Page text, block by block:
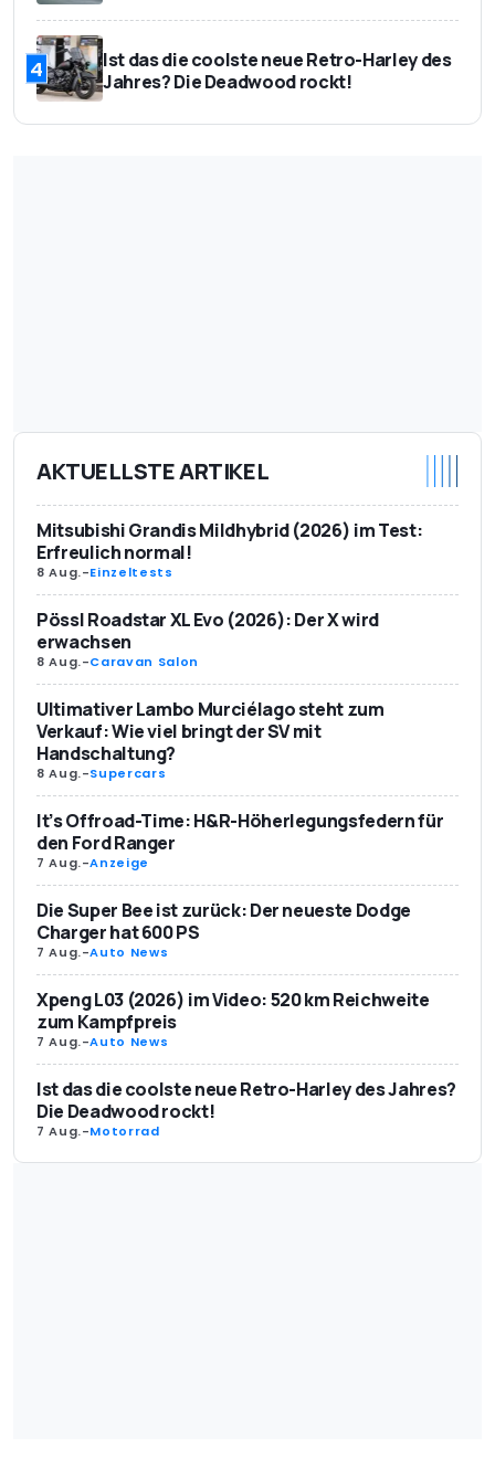
4
Ist das die coolste neue Retro-Harley des
Jahres? Die Deadwood rockt!
AKTUELLSTE ARTIKEL
Mitsubishi Grandis Mildhybrid (2026) im Test:
Erfreulich normal!
8 Aug.-Einzeltests
Pössl Roadstar XL Evo (2026): Der X wird
erwachsen
8 Aug.-Caravan Salon
Ultimativer Lambo Murciélago steht zum
Verkauf: Wie viel bringt der SV mit
Handschaltung?
8 Aug.-Supercars
It’s Offroad-Time: H&R-Höherlegungsfedern für
den Ford Ranger
7 Aug.-Anzeige
Die Super Bee ist zurück: Der neueste Dodge
Charger hat 600 PS
7 Aug.-Auto News
Xpeng L03 (2026) im Video: 520 km Reichweite
zum Kampfpreis
7 Aug.-Auto News
Ist das die coolste neue Retro-Harley des Jahres?
Die Deadwood rockt!
7 Aug.-Motorrad